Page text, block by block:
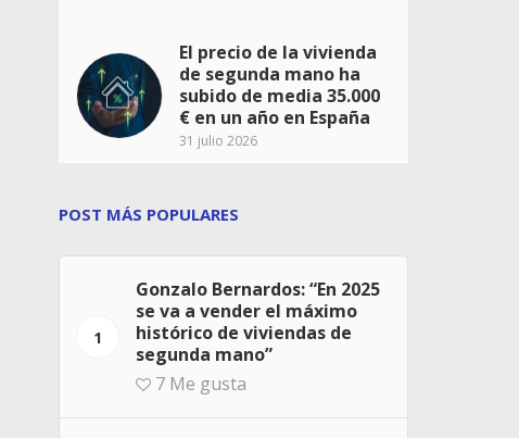
El precio de la vivienda
de segunda mano ha
subido de media 35.000
€ en un año en España
31 julio 2026
POST MÁS POPULARES
1
Gonzalo Bernardos: “En 2025
se va a vender el máximo
histórico de viviendas de
segunda mano”
7 Me gusta